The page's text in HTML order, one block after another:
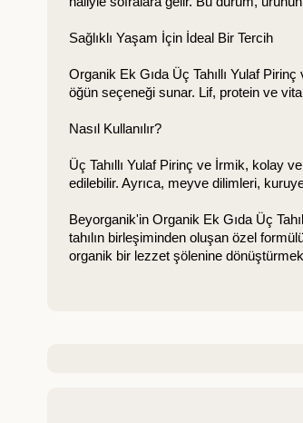
Sağlıklı Yaşam İçin İdeal Bir Tercih
Organik Ek Gıda Üç Tahıllı Yulaf
öğün seçeneği sunar. Lif, protein ve
Nasıl Kullanılır?
Üç Tahıllı Yulaf Pirinç ve İrmik, kolay
edilebilir. Ayrıca, meyve dilimleri,
Beyorganik'in Organik Ek Gıda Üç
tahılın birleşiminden oluşan özel
organik bir lezzet şölenine